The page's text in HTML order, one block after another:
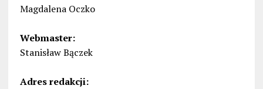
Magdalena Oczko
Webmaster:
Stanisław Bączek
Adres redakcji: